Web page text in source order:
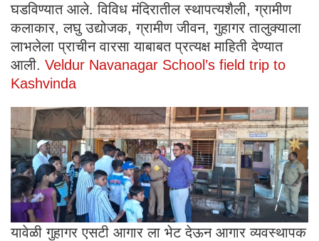
घडविण्यात आले. विविध मंदिरातील स्थापत्यशैली, ग्रामीण
कलाकार, लघु उद्योजक, ग्रामीण जीवन, गुहागर तालुक्याला
लाभलेला प्राचीन वारसा याबाबत प्रत्यक्ष माहिती देण्यात
आली. Veldur Navanagar School’s field trip to
Kashvinda
यावेळी गुहागर एसटी आगार ला भेट देऊन आगार व्यवस्थापक